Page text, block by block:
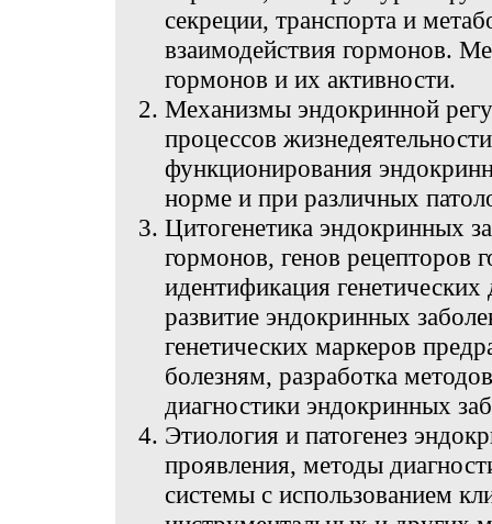
секреции, транспорта и
взаимодействия гормонов.
гормонов и их активности.
Механизмы эндокринной
процессов
функционирования
норме и при различных
Цитогенетика эндокринных
гормонов, генов рецепторов
идентификация
развитие эндокринных
генетических маркеров
болезням, разработка
диагностики эндокринных
Этиология и патогенез
проявления, методы
системы с использованием